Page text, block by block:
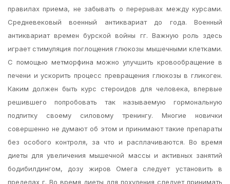
правилах приема, не забывать о перерывах между курсами.
Средневековый военный антиквариат до года. Военный
антиквариат времен бурской войны гг. Важную роль здесь
играет стимуляция поглощения глюкозы мышечными клетками.
С помощью метморфина можно улучшить кровообращение в
печени и ускорить процесс превращения глюкозы в гликоген.
Каким должен быть курс стероидов для человека, впервые
решившего попробовать так называемую гормональную
подпитку своему силовому тренингу. Многие новички
совершенно не думают об этом и принимают такие препараты
без особого контроля, за что и расплачиваются. Во время
диеты для увеличения мышечной массы и активных занятий
бодибилдингом, дозу жиров Омега следует установить в
пределах г. Во время диеты для похудения следует принимать